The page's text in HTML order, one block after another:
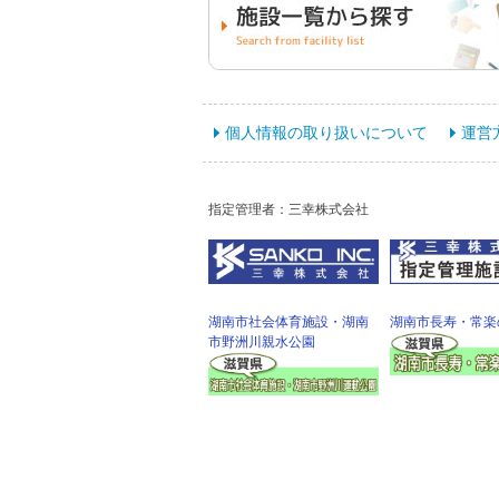
個人情報の取り扱いについて 運営
指定管理者：三幸株式会社